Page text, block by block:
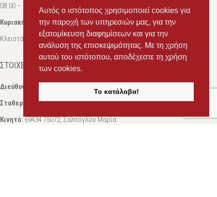
Αυτός ο ιστότοπος χρησιμοποιεί cookies για
την παροχή των υπηρεσιών μας, για την
εξατομίκευση διαφημίσεων και για την
ανάλυση της επισκεψιμότητας. Με τη χρήση
αυτού του ιστότοπου, αποδέχεστε τη χρήση
των cookies.
Το κατάλαβα!
08.00 – 16.00
Κυριακή:
Κλειστά
ΣΤΟΙΧΕΊΑ ΕΠΙΚΟΙΝΩΝΊΑΣ
Διεύθυνση:
Ευδόξου 7, Πάτρα, Τ.Κ. 263 31
Σταθερό:
2614 000595
Κινητό: 69434 75072, Σαλπόγλου Μαρία